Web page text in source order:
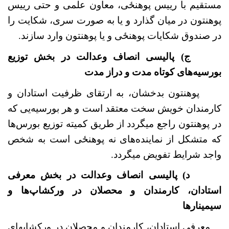
مستقیم با رییس پوهنځی، معاون علمی و حتی رییس
پوهنتون در میان گذارد و یا به صورت سری، شکایت را
در صندوق شکایات پوهنځی و یا پوهنتون وارد سازند.
ج) پالیسی انصاف وعدالت در بخش توزیع
بورسیههای کوتاه مدت و دراز مدت
پوهنتون بدخشان، به ارتقای ظرفیت استادان و
کارمندان خویش سخت معتقد است و هر بورسیهیی که
در پوهنتون راجع می­گردد از طریق کمیته توزیع بورسها
که متشکل از نمایندههای نه پوهنځی است به شخص
واجد شرایط تفویض می­گردد.
د) پالیسی انصاف وعدالت در بخش معرفی
استادان، کارمندان و محصلان در ورکشاپها و
سیمینارها
معرفی استادان، کارمندان و محصلان در ورکشاپ­های